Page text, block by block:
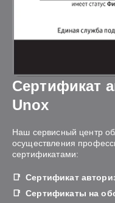
Сертификат
Unox
Наш сервисный центр
осуществления
сертификатами:
Сертификат
Сертификаты на